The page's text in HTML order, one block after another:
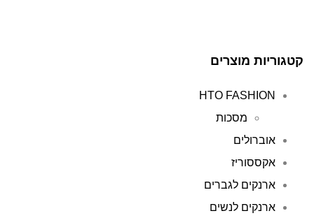
קטגוריות מוצרים
HTO FASHION
מסכות
אוברולים
אקססוריז
ארנקים לגברים
ארנקים לנשים